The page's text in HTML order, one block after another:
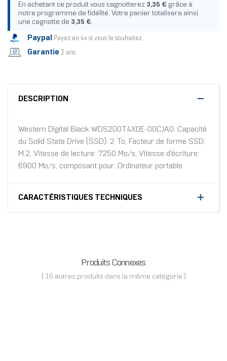
En achetant ce produit vous cagnotterez 3,35 € grâce à
notre programme de fidélité. Votre panier totalisera ainsi
une cagnotte de 3,35 €.
Paypal Payez en 4x si vous le souhaitez
Garantie 2 ans
DESCRIPTION
Western Digital Black WDS200T4X0E-00CJA0. Capacité
du Solid State Drive (SSD): 2 To, Facteur de forme SSD:
M.2, Vitesse de lecture: 7250 Mo/s, Vitesse d'écriture:
6900 Mo/s, composant pour: Ordinateur portable
CARACTÉRISTIQUES TECHNIQUES
Produits Connexes
( 16 autres produits dans la même catégorie )